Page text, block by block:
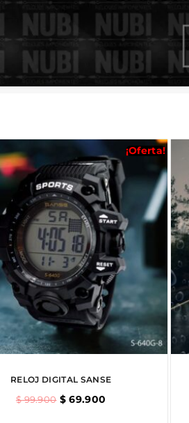
¡Oferta!
RELOJ DIGITAL SANSE
$99.900 $ 69.900